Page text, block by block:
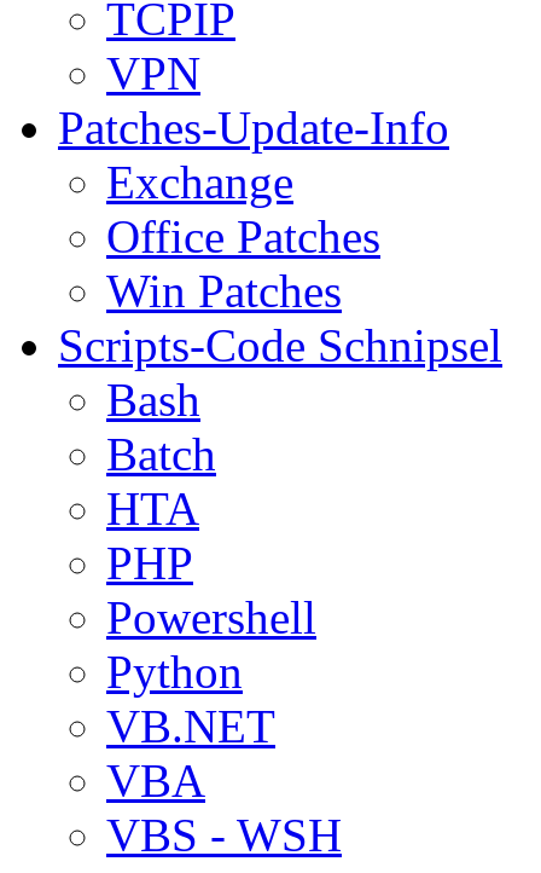
TCPIP
VPN
Patches-Update-Info
Exchange
Office Patches
Win Patches
Scripts-Code Schnipsel
Bash
Batch
HTA
PHP
Powershell
Python
VB.NET
VBA
VBS - WSH